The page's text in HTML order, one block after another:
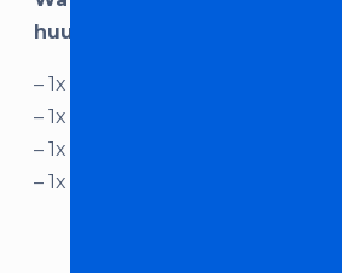
huurt bij Licht en Geluid
– 1x Pioneer CDJ2000 NXS
– 1x stroomkabel
– 1x netwerk kabel
– 1x RCA + digital kabel